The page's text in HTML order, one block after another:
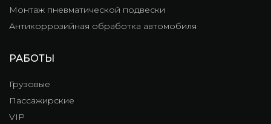
Монтаж пневматической подвески
Антикоррозийная обработка автомобиля
РАБОТЫ
Грузовые
Пассажирские
VIP